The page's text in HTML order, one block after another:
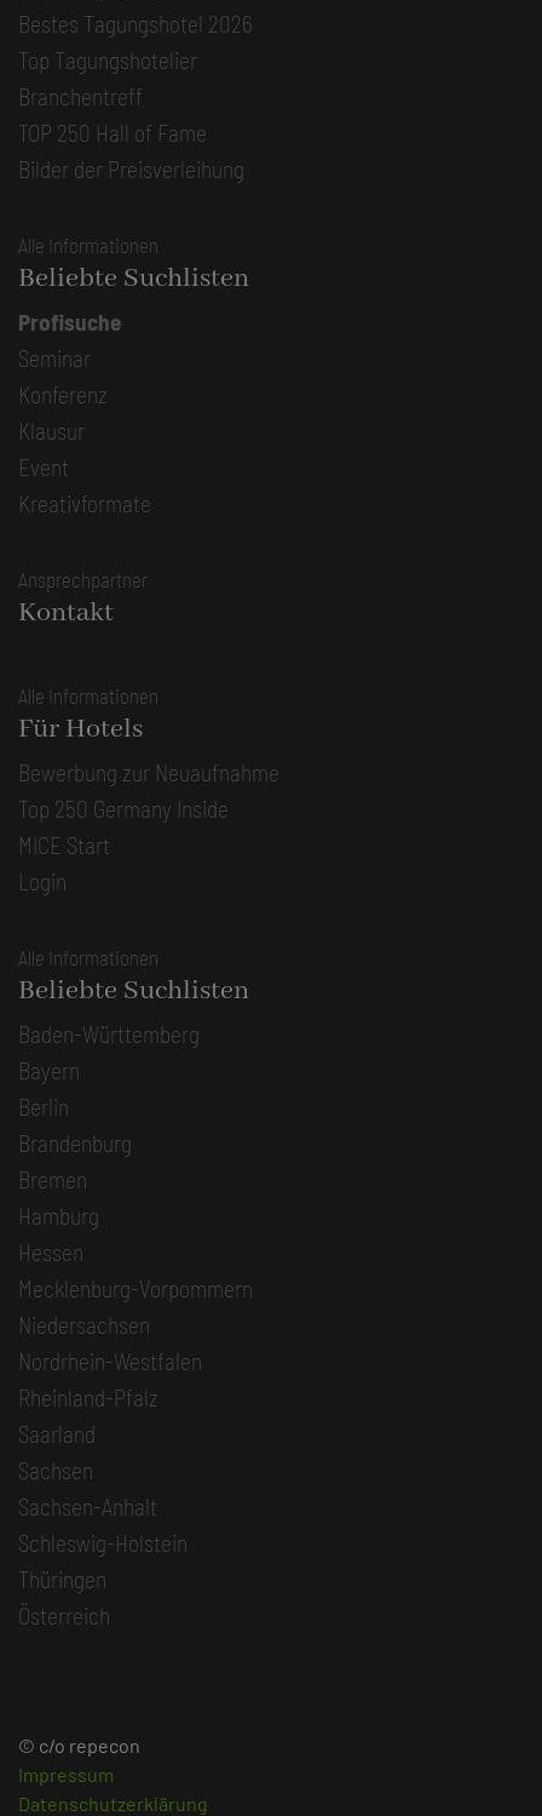
Bestes Tagungshotel 2026
Top Tagungshotelier
Branchentreff
TOP 250 Hall of Fame
Bilder der Preisverleihung
Alle Informationen
Beliebte Suchlisten
Profisuche
Seminar
Konferenz
Klausur
Event
Kreativformate
Ansprechpartner
Kontakt
Alle Informationen
Für Hotels
Bewerbung zur Neuaufnahme
Top 250 Germany Inside
MICE Start
Login
Alle Informationen
Beliebte Suchlisten
Baden-Württemberg
Bayern
Berlin
Brandenburg
Bremen
Hamburg
Hessen
Mecklenburg-Vorpommern
Niedersachsen
Nordrhein-Westfalen
Rheinland-Pfalz
Saarland
Sachsen
Sachsen-Anhalt
Schleswig-Holstein
Thüringen
Österreich
© c/o repecon
Impressum
Datenschutzerklärung